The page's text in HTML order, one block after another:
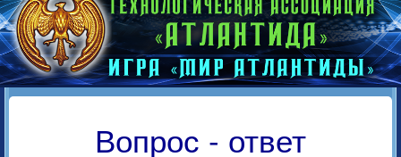
Вопрос - ответ